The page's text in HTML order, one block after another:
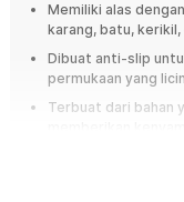
Memiliki alas
karang, batu,
Dibuat anti-slip
permukaan yang
Terbuat dari bahan
Hadir dengan